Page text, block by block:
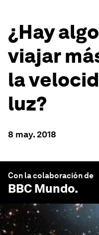
¿Hay
viajar
la
luz?
8 may. 2018
Con la colaboración de
BBC Mundo.